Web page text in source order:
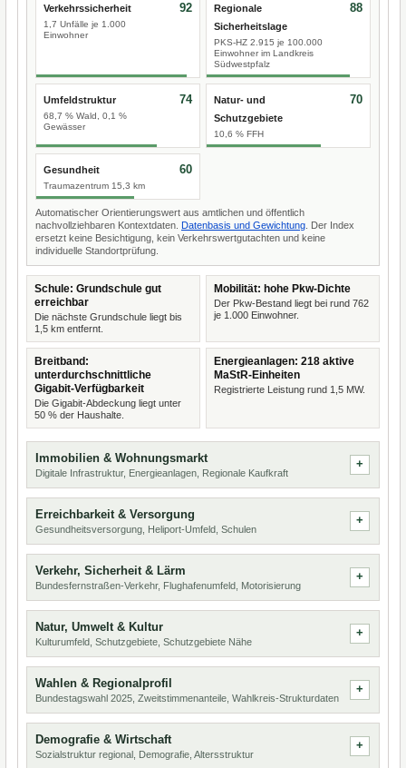
Verkehrssicherheit
1,7 Unfälle je 1.000
Einwohner
92
Regionale
Sicherheitslage
PKS-HZ 2.915 je 100.000
Einwohner im Landkreis
Südwestpfalz
88
Umfeldstruktur
68,7 % Wald, 0,1 %
Gewässer
74
Natur- und
Schutzgebiete
10,6 % FFH
70
Gesundheit
Traumazentrum 15,3 km
60
Automatischer Orientierungswert aus amtlichen und öffentlich
nachvollziehbaren Kontextdaten. Datenbasis und Gewichtung . Der Index
ersetzt keine Besichtigung, kein Verkehrswertgutachten und keine
individuelle Standortprüfung.
Schule: Grundschule gut
erreichbar
Die nächste Grundschule liegt bis
1,5 km entfernt.
Mobilität: hohe Pkw-Dichte
Der Pkw-Bestand liegt bei rund 762
je 1.000 Einwohner.
Breitband:
unterdurchschnittliche
Gigabit-Verfügbarkeit
Die Gigabit-Abdeckung liegt unter
50 % der Haushalte.
Energieanlagen: 218 aktive
MaStR-Einheiten
Registrierte Leistung rund 1,5 MW.
Immobilien & Wohnungsmarkt
Digitale Infrastruktur, Energieanlagen, Regionale Kaufkraft
Erreichbarkeit & Versorgung
Gesundheitsversorgung, Heliport-Umfeld, Schulen
Verkehr, Sicherheit & Lärm
Bundesfernstraßen-Verkehr, Flughafenumfeld, Motorisierung
Natur, Umwelt & Kultur
Kulturumfeld, Schutzgebiete, Schutzgebiete Nähe
Wahlen & Regionalprofil
Bundestagswahl 2025, Zweitstimmenanteile, Wahlkreis-Strukturdaten
Demografie & Wirtschaft
Sozialstruktur regional, Demografie, Altersstruktur